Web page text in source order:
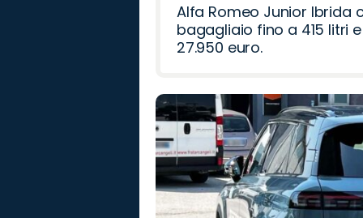
Alfa Romeo Junior Ibrida
bagagliaio fino a 415 litri
27.950 euro.